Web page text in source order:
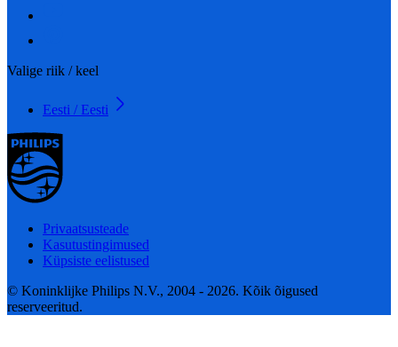
Valige riik / keel
Eesti / Eesti
Privaatsusteade
Kasutustingimused
Küpsiste eelistused
© Koninklijke Philips N.V., 2004 - 2026. Kõik õigused
reserveeritud.